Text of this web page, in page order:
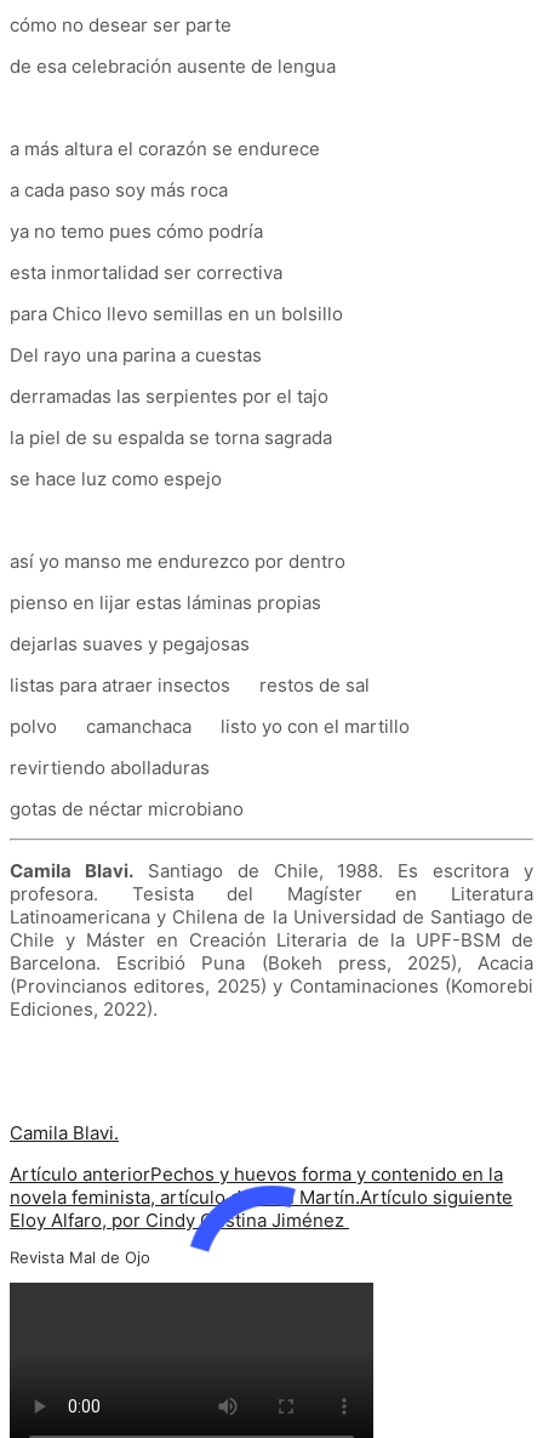
cómo no desear ser parte
de esa celebración ausente de lengua
a más altura el corazón se endurece
a cada paso soy más roca
ya no temo pues cómo podría
esta inmortalidad ser correctiva
para Chico llevo semillas en un bolsillo
Del rayo una parina a cuestas
derramadas las serpientes por el tajo
la piel de su espalda se torna sagrada
se hace luz como espejo
así yo manso me endurezco por dentro
pienso en lijar estas láminas propias
dejarlas suaves y pegajosas
listas para atraer insectos restos de sal
polvo camanchaca listo yo con el martillo
revirtiendo abolladuras
gotas de néctar microbiano
Camila Blavi.Santiago de Chile, 1988. Es escritora y
profesora. Tesista del Magíster en Literatura
Latinoamericana y Chilena de la Universidad de Santiago de
Chile y Máster en Creación Literaria de la UPF-BSM de
Barcelona. Escribió Puna (Bokeh press, 2025), Acacia
(Provincianos editores, 2025) y Contaminaciones (Komorebi
Ediciones, 2022).
Camila Blavi.
Artículo anteriorPechos y huevos forma y contenido en la
novela feminista, artículo de Alan Martín.Artículo siguiente
Eloy Alfaro, por Cindy Cristina Jiménez
Revista Mal de Ojo